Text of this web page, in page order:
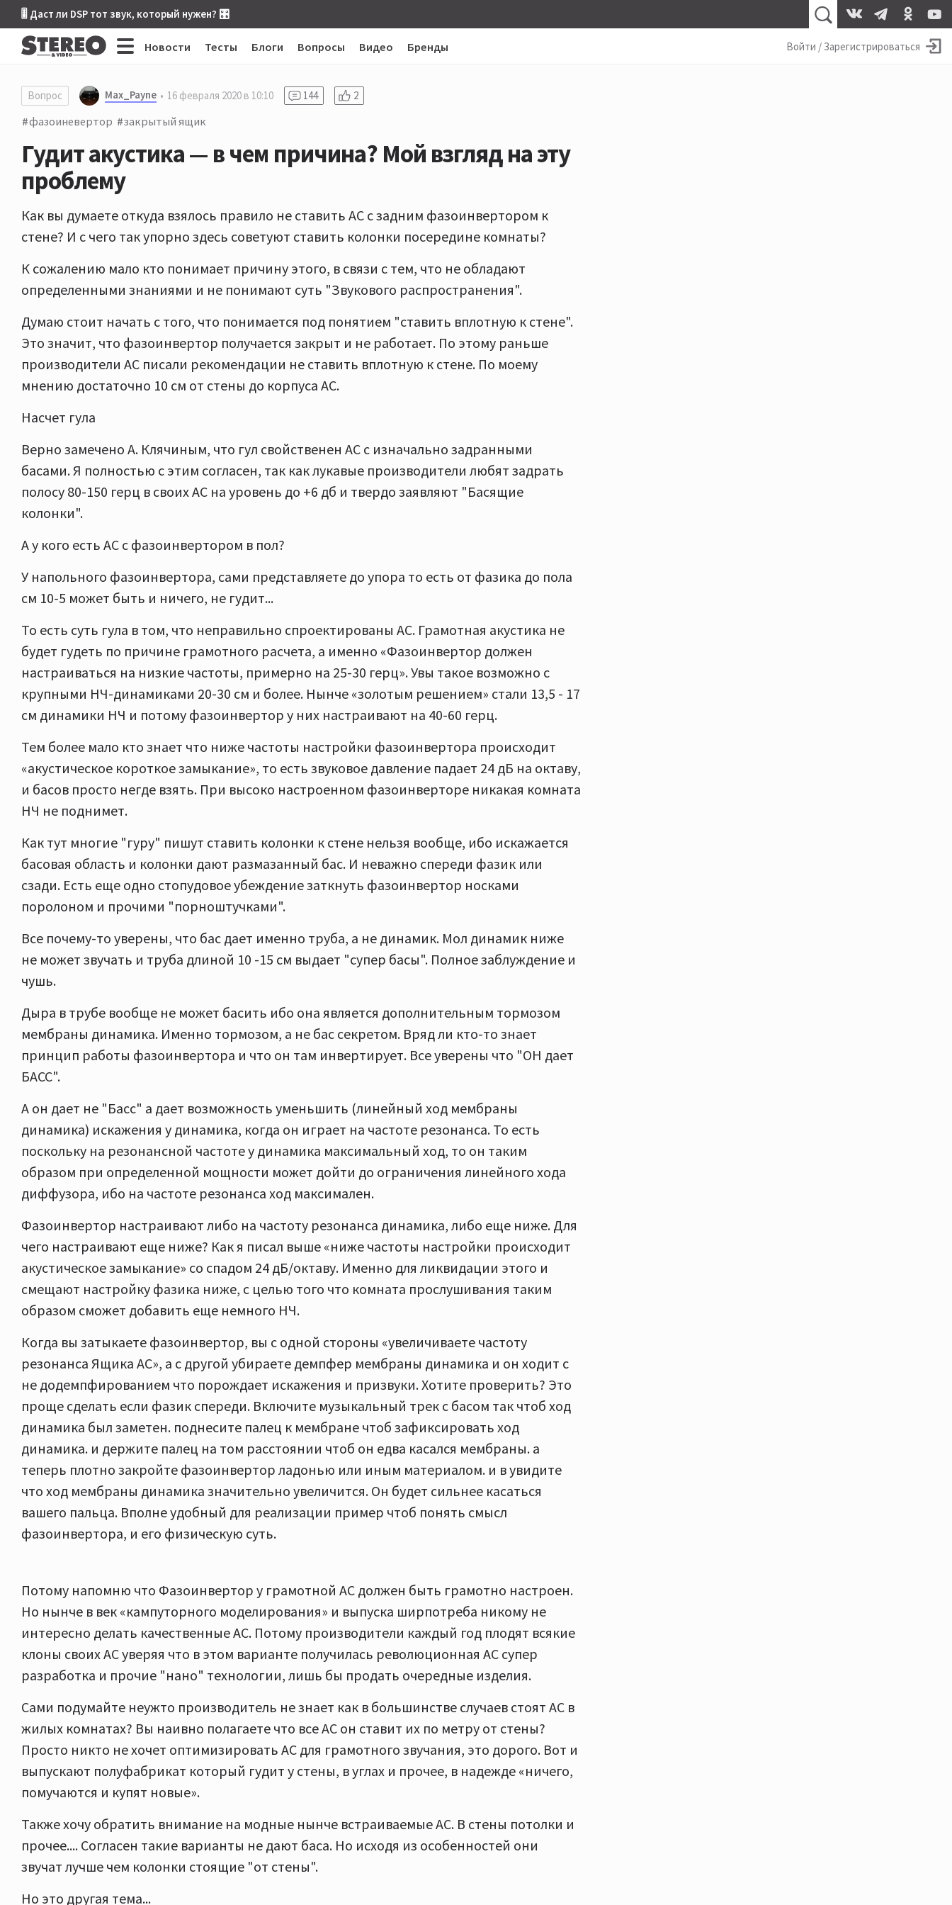
🎚 Даст ли DSP тот звук, который нужен? 🎛
Новости Тесты Блоги Вопросы Видео Бренды Войти / Зарегистрироваться
Вопрос Max_Payne 16 февраля 2020 в 10:10 144 2
фазоиневертор закрытый ящик
Гудит акустика — в чем причина? Мой взгляд на эту
проблему
Как вы думаете откуда взялось правило не ставить АС с задним фазоинвертором к
стене? И с чего так упорно здесь советуют ставить колонки посередине комнаты?
К сожалению мало кто понимает причину этого, в связи с тем, что не обладают
определенными знаниями и не понимают суть "Звукового распространения".
Думаю стоит начать с того, что понимается под понятием "ставить вплотную к стене".
Это значит, что фазоинвертор получается закрыт и не работает. По этому раньше
производители АС писали рекомендации не ставить вплотную к стене. По моему
мнению достаточно 10 см от стены до корпуса АС.
Насчет гула
Верно замечено А. Клячиным, что гул свойственен АС с изначально задранными
басами. Я полностью с этим согласен, так как лукавые производители любят задрать
полосу 80-150 герц в своих АС на уровень до +6 дб и твердо заявляют "Басящие
колонки".
А у кого есть АС с фазоинвертором в пол?
У напольного фазоинвертора, сами представляете до упора то есть от фазика до пола
см 10-5 может быть и ничего, не гудит...
То есть суть гула в том, что неправильно спроектированы АС. Грамотная акустика не
будет гудеть по причине грамотного расчета, а именно «Фазоинвертор должен
настраиваться на низкие частоты, примерно на 25-30 герц». Увы такое возможно с
крупными НЧ-динамиками 20-30 см и более. Нынче «золотым решением» стали 13,5 - 17
см динамики НЧ и потому фазоинвертор у них настраивают на 40-60 герц.
Тем более мало кто знает что ниже частоты настройки фазоинвертора происходит
«акустическое короткое замыкание», то есть звуковое давление падает 24 дБ на октаву,
и басов просто негде взять. При высоко настроенном фазоинверторе никакая комната
НЧ не поднимет.
Как тут многие "гуру" пишут ставить колонки к стене нельзя вообще, ибо искажается
басовая область и колонки дают размазанный бас. И неважно спереди фазик или
сзади. Есть еще одно стопудовое убеждение заткнуть фазоинвертор носками
поролоном и прочими "порноштучками".
Все почему-то уверены, что бас дает именно труба, а не динамик. Мол динамик ниже
не может звучать и труба длиной 10 -15 см выдает "супер басы". Полное заблуждение и
чушь.
Дыра в трубе вообще не может басить ибо она является дополнительным тормозом
мембраны динамика. Именно тормозом, а не бас секретом. Вряд ли кто-то знает
принцип работы фазоинвертора и что он там инвертирует. Все уверены что "ОН дает
БАСС".
А он дает не "Басс" а дает возможность уменьшить (линейный ход мембраны
динамика) искажения у динамика, когда он играет на частоте резонанса. То есть
поскольку на резонансной частоте у динамика максимальный ход, то он таким
образом при определенной мощности может дойти до ограничения линейного хода
диффузора, ибо на частоте резонанса ход максимален.
Фазоинвертор настраивают либо на частоту резонанса динамика, либо еще ниже. Для
чего настраивают еще ниже? Как я писал выше «ниже частоты настройки происходит
акустическое замыкание» со спадом 24 дБ/октаву. Именно для ликвидации этого и
смещают настройку фазика ниже, с целью того что комната прослушивания таким
образом сможет добавить еще немного НЧ.
Когда вы затыкаете фазоинвертор, вы с одной стороны «увеличиваете частоту
резонанса Ящика АС», а с другой убираете демпфер мембраны динамика и он ходит с
не додемпфированием что порождает искажения и призвуки. Хотите проверить? Это
проще сделать если фазик спереди. Включите музыкальный трек с басом так чтоб ход
динамика был заметен. поднесите палец к мембране чтоб зафиксировать ход
динамика. и держите палец на том расстоянии чтоб он едва касался мембраны. а
теперь плотно закройте фазоинвертор ладонью или иным материалом. и в увидите
что ход мембраны динамика значительно увеличится. Он будет сильнее касаться
вашего пальца. Вполне удобный для реализации пример чтоб понять смысл
фазоинвертора, и его физическую суть.
Потому напомню что Фазоинвертор у грамотной АС должен быть грамотно настроен.
Но нынче в век «кампуторного моделирования» и выпуска ширпотреба никому не
интересно делать качественные АС. Потому производители каждый год плодят всякие
клоны своих АС уверяя что в этом варианте получилась революционная АС супер
разработка и прочие "нано" технологии, лишь бы продать очередные изделия.
Сами подумайте неужто производитель не знает как в большинстве случаев стоят АС в
жилых комнатах? Вы наивно полагаете что все АС он ставит их по метру от стены?
Просто никто не хочет оптимизировать АС для грамотного звучания, это дорого. Вот и
выпускают полуфабрикат который гудит у стены, в углах и прочее, в надежде «ничего,
помучаются и купят новые».
Также хочу обратить внимание на модные нынче встраиваемые АС. В стены потолки и
прочее.... Согласен такие варианты не дают баса. Но исходя из особенностей они
звучат лучше чем колонки стоящие "от стены".
Но это другая тема...